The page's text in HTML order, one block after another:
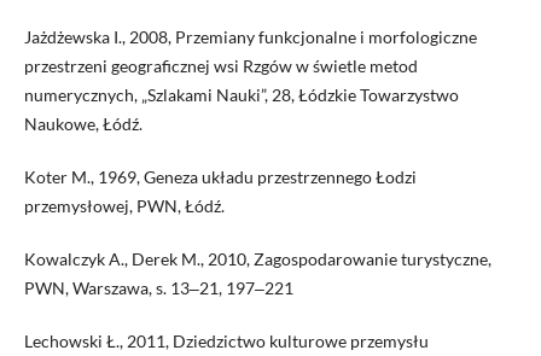
Jażdżewska I., 2008, Przemiany funkcjonalne i morfologiczne
przestrzeni geograficznej wsi Rzgów w świetle metod
numerycznych, „Szlakami Nauki”, 28, Łódzkie Towarzystwo
Naukowe, Łódź.
Koter M., 1969, Geneza układu przestrzennego Łodzi
przemysłowej, PWN, Łódź.
Kowalczyk A., Derek M., 2010, Zagospodarowanie turystyczne,
PWN, Warszawa, s. 13‒21, 197‒221
Lechowski Ł., 2011, Dziedzictwo kulturowe przemysłu